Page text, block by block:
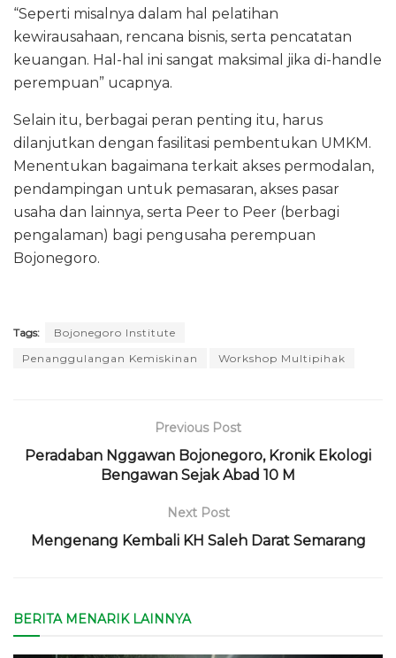
“Seperti misalnya dalam hal pelatihan
kewirausahaan, rencana bisnis, serta pencatatan
keuangan. Hal-hal ini sangat maksimal jika di-handle
perempuan” ucapnya.
Selain itu, berbagai peran penting itu, harus
dilanjutkan dengan fasilitasi pembentukan UMKM.
Menentukan bagaimana terkait akses permodalan,
pendampingan untuk pemasaran, akses pasar
usaha dan lainnya, serta Peer to Peer (berbagi
pengalaman) bagi pengusaha perempuan
Bojonegoro.
Tags:
Bojonegoro Institute
Penanggulangan Kemiskinan
Workshop Multipihak
Previous Post
Peradaban Nggawan Bojonegoro, Kronik Ekologi
Bengawan Sejak Abad 10 M
Next Post
Mengenang Kembali KH Saleh Darat Semarang
BERITA MENARIK LAINNYA